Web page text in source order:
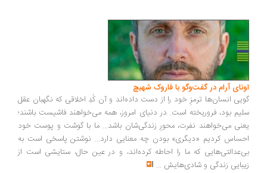
آرام در گفت‌وگو با فاروک شهیچ‭
انسان‌ها ترمزِ خود را از دست داده‌اند و آن کُدِ اخلاقی که نگهبان عقل
بود، فروریخته است. در دنیای امروز، همه می‌خواهند فاشیست باشند؛
می‌خواهند نفرت، محورِ زندگی‌شان باشد... ما با گوشت و پوست خود
کردیم «دیگری» بودن چه معنایی دارد... نوشتن پاسخی است به
که ما را احاطه کرده‌اند، و در عین حال، ستایشی است از
زندگی و شادی‌هایش...